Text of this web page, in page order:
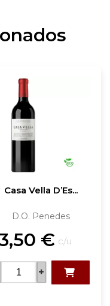
Casa Vella D’Es...
D.O. Penedes
€ c/u
+